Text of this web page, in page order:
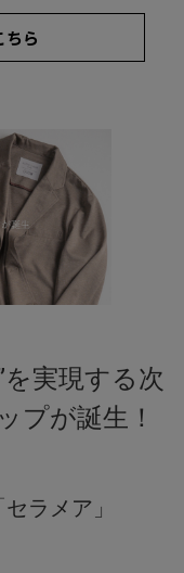
セラミックス「セラ
的に発生させ、エイ
を抑え、酸化を抑制
果による血行促進
も期待されていま
する数値も示唆され
をサポート。
COVEROSS（カバロ
たブランド。
Tシャツなど、暑い季
ちら
実現する次
プが誕生！
ラメア」